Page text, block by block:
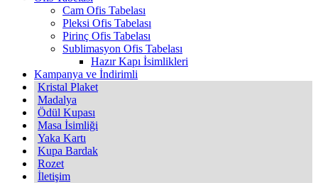
Cam Ofis Tabelası
Pleksi Ofis Tabelası
Pirinç Ofis Tabelası
Sublimasyon Ofis Tabelası
Hazır Kapı İsimlikleri
Kampanya ve İndirimli
Kristal Plaket
Madalya
Ödül Kupası
Masa İsimliği
Yaka Kartı
Kupa Bardak
Rozet
İletişim